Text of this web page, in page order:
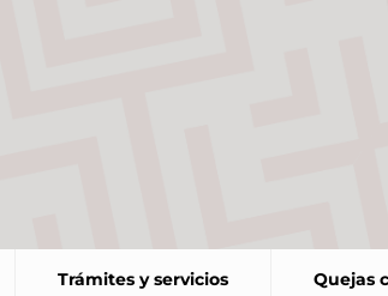
Trámites y servicios Quejas